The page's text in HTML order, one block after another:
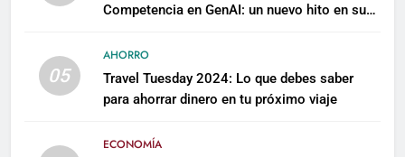
Competencia en GenAI: un nuevo hito en su
05
AHORRO
Travel Tuesday 2024: Lo que debes saber
para ahorrar dinero en tu próximo viaje
ECONOMÍA